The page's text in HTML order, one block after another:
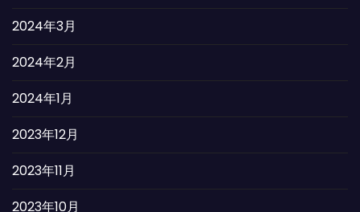
2024年3月
2024年2月
2024年1月
2023年12月
2023年11月
2023年10月